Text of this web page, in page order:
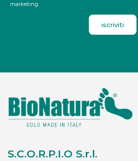
marketing
iscriviti
S.C.O.R.P.I.O S.r.l.